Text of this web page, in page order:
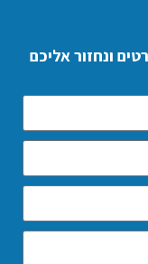
ונחזור אליכם